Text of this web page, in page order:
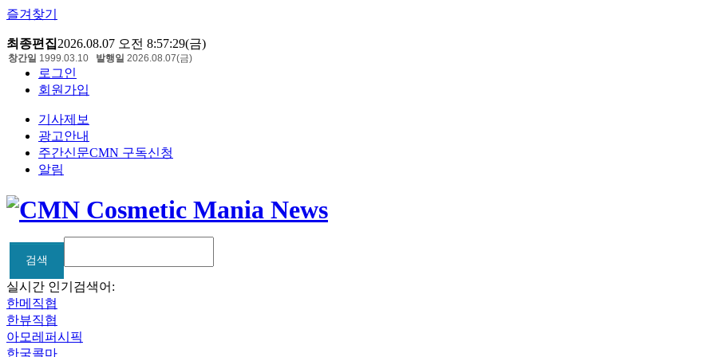
즐겨찾기
최종편집2026.08.07 오전 8:57:29(금)
로그인
회원가입
기사제보
광고안내
주간신문CMN 구독신청
알림
창간일 1999.03.10 발행일 2026.08.07(금)
검색
검색
실시간 인기검색어:
한메직협
한뷰직협
아모레퍼시픽
한국콜마